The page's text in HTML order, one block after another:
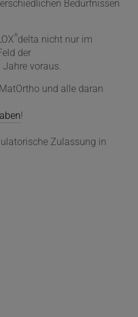
Bedürfnissen
®delta nicht nur im
der
Jahre voraus.
und alle daran
!
Zulassung in